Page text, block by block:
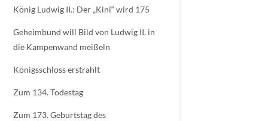
König Ludwig II.: Der „Kini“ wird 175
Geheimbund will Bild von Ludwig II. in
die Kampenwand meißeln
Königsschloss erstrahlt
Zum 134. Todestag
Zum 173. Geburtstag des